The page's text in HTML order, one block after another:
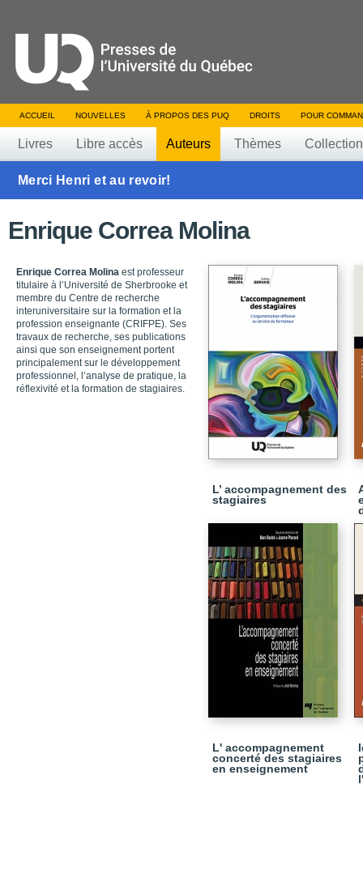
ACCUEIL NOUVELLES À PROPOS DES PUQ DROITS POUR
Livres Libre accès Auteurs Thèmes
Merci Henri et au revoir!
Enrique Correa Molina
Enrique Correa Molina est professeur
titulaire à l’Université de Sherbrooke et
membre du Centre de recherche
interuniversitaire sur la formation et la
profession enseignante (CRIFPE). Ses
travaux de recherche, ses publications
ainsi que son enseignement portent
principalement sur le développement
professionnel, l’analyse de pratique, la
réflexivité et la formation de stagiaires.
L’ accompagnement des
stagiaires
L' accompagnement
concerté des stagiaires
en enseignement